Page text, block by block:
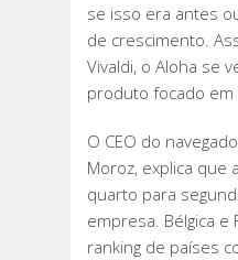
se isso era antes
de crescimento.
Vivaldi, o Aloha se
produto focado em
O CEO do
Moroz, explica que
quarto para
empresa. Bélgica e
ranking de países